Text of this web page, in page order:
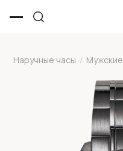
Наручные часы / Мужские